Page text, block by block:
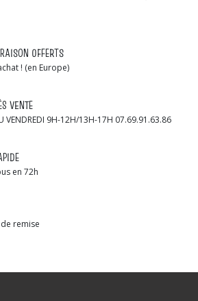
OFFERTS
! (en Europe)
VENTE
VENDREDI 9H-12H/13H-17H 07.69.91.63.86
en 72h
remise